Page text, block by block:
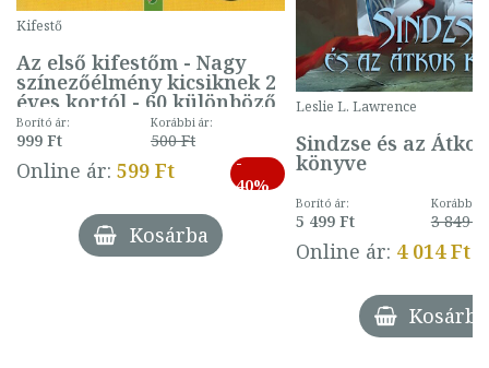
Kifestő
Az első kifestőm - Nagy
színezőélmény kicsiknek 2
éves kortól - 60 különböző
mintával (gombás)
Borító ár:
999 Ft
Korábbi ár:
500 Ft
Online ár: 599 Ft
-
40%
Kosárba
Leslie L. Lawrence
Sindzse és az Átkok
könyve
Borító ár:
5 499 Ft
Korábbi
3 849 Ft
Online ár: 4 014 Ft
Kosárba